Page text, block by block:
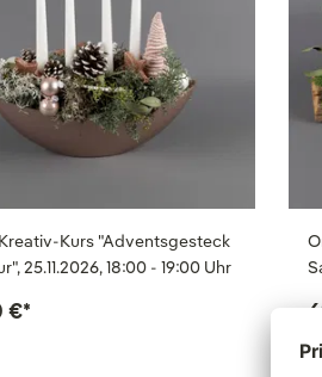
Kurs "Adventsgesteck
25.11.2026, 18:00 - 19:00 Uhr
€*